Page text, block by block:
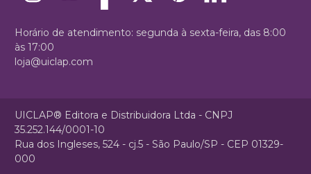
Horário de atendimento: segunda à sexta-feira, das 8:00
às 17:00
loja@uiclap.com
UICLAP® Editora e Distribuidora Ltda - CNPJ
35.252.144/0001-10
Rua dos Ingleses, 524 - cj.5 - São Paulo/SP - CEP 01329-
000